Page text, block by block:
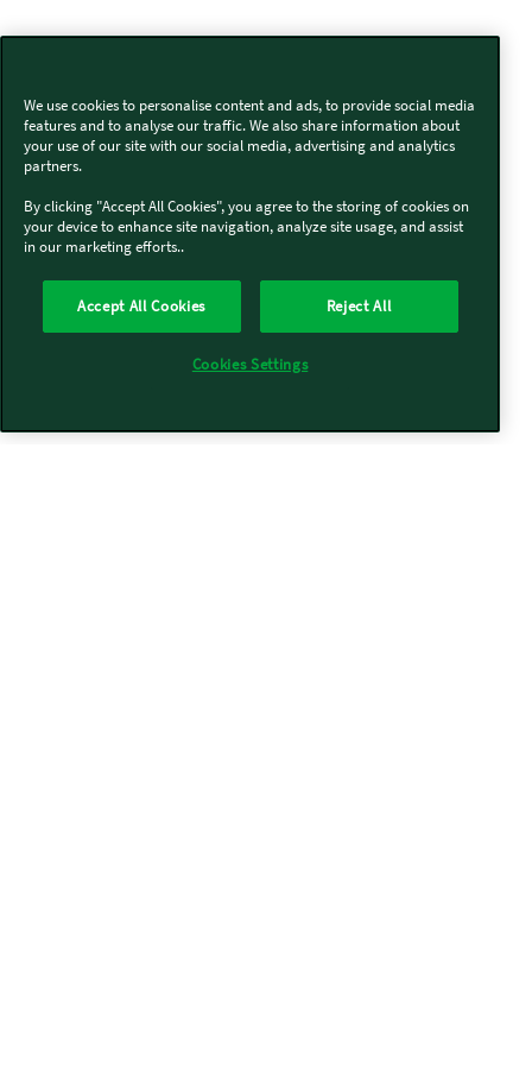
We use cookies to personalise content and ads, to provide social media
features and to analyse our traffic. We also share information about
your use of our site with our social media, advertising and analytics
partners.
By clicking "Accept All Cookies", you agree to the storing of cookies on
your device to enhance site navigation, analyze site usage, and assist
in our marketing efforts..
Accept All Cookies Reject All
Cookies Settings